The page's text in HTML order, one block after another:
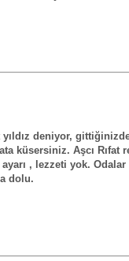
deniyor,
küsersiniz. Aşcı Rıfat
, lezzeti yok. Odalar
dolu.